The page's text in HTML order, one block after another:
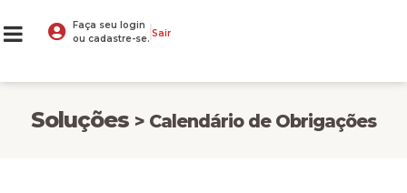
Faça seu login
ou cadastre-se. Sair
Soluções > Calendário de Obrigações